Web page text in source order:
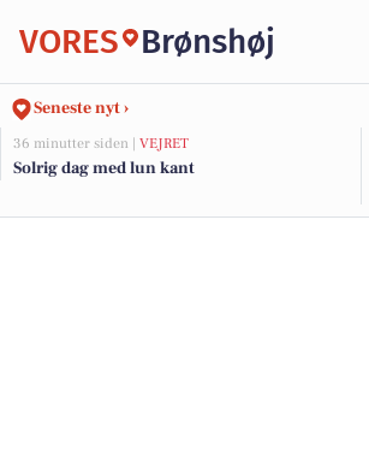
VORES Brønshøj
Seneste nyt ›
36 minutter siden | VEJRET
Solrig dag med lun kant